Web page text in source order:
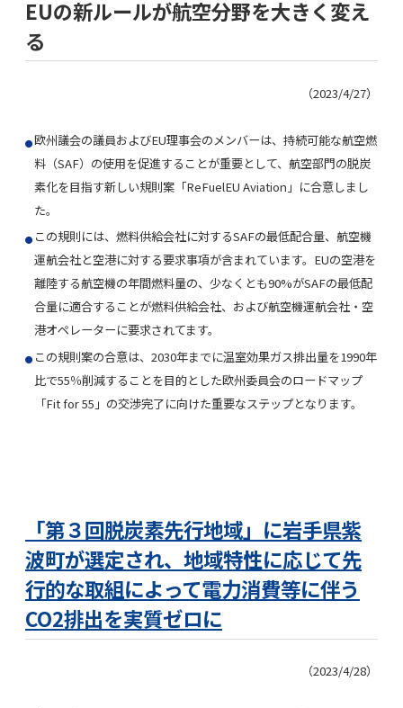
EUの新ルールが航空分野を大きく変え
る
（2023/4/27）
欧州議会の議員およびEU理事会のメンバーは、持続可能な航空燃
料（SAF）の使用を促進することが重要として、航空部門の脱炭
素化を目指す新しい規則案「ReFuelEU Aviation」に合意しまし
た。
この規則には、燃料供給会社に対するSAFの最低配合量、航空機
運航会社と空港に対する要求事項が含まれています。EUの空港を
離陸する航空機の年間燃料量の、少なくとも90%がSAFの最低配
合量に適合することが燃料供給会社、および航空機運航会社・空
港オペレーターに要求されてます。
この規則案の合意は、2030年までに温室効果ガス排出量を1990年
比で55％削減することを目的とした欧州委員会のロードマップ
「Fit for 55」の交渉完了に向けた重要なステップとなります。
「第３回脱炭素先行地域」に岩手県紫
波町が選定され、地域特性に応じて先
行的な取組によって電力消費等に伴う
CO2排出を実質ゼロに
（2023/4/28）